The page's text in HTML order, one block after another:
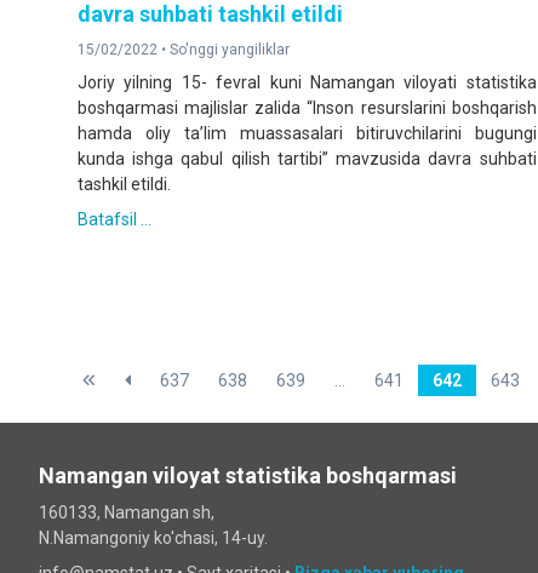
davra suhbati tashkil etildi
15/02/2022 • So'nggi yangiliklar
Joriy yilning 15- fevral kuni Namangan viloyati statistika
boshqarmasi majlislar zalida “Inson resurslarini boshqarish
hamda oliy ta’lim muassasalari bitiruvchilarini bugungi
kunda ishga qabul qilish tartibi” mavzusida davra suhbati
tashkil etildi.
Batafsil ...
637 638 639 ... 641 642 643
Namangan viloyat statistika boshqarmasi
160133, Namangan sh,
N.Namangoniy ko'chasi, 14-uy.